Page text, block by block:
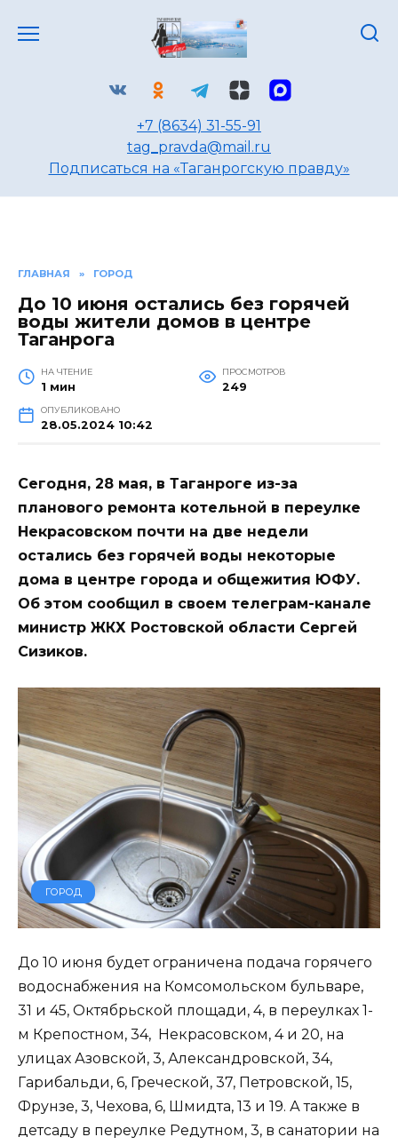
+7 (8634) 31-55-91
tag_pravda@mail.ru
Подписаться на «Таганрогскую правду»
ГЛАВНАЯ » ГОРОД
До 10 июня остались без горячей
воды жители домов в центре
Таганрога
НА ЧТЕНИЕ
1 мин
ПРОСМОТРОВ
249
ОПУБЛИКОВАНО
28.05.2024 10:42
Сегодня, 28 мая, в Таганроге из-за
планового ремонта котельной в переулке
Некрасовском почти на две недели
остались без горячей воды некоторые
дома в центре города и общежития ЮФУ.
Об этом сообщил в своем телеграм-канале
министр ЖКХ Ростовской области Сергей
Сизиков.
ГОРОД
До 10 июня будет ограничена подача горячего
водоснабжения на Комсомольском бульваре,
31 и 45, Октябрьской площади, 4, в переулках 1-
м Крепостном, 34, Некрасовском, 4 и 20, на
улицах Азовской, 3, Александровской, 34,
Гарибальди, 6, Греческой, 37, Петровской, 15,
Фрунзе, 3, Чехова, 6, Шмидта, 13 и 19. А также в
детсаду в переулке Редутном, 3, в санатории на